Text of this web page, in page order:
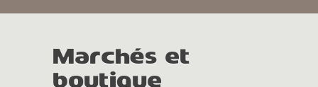
Marchés et
boutique